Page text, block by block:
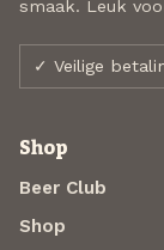
smaak. Leuk
✓ Veilige
Shop
Beer Club
Shop